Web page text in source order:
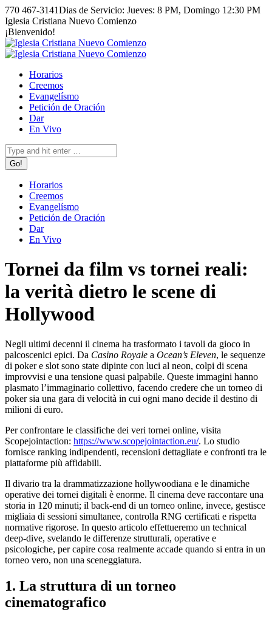
Skip
to
content
770 467-3141Dias de Servicio: Jueves: 8 PM, Domingo 12:30 PM
Facebook
page
opens
in
window
Instagram
page
opens
in
window
Iglesia Cristiana Nuevo Comienzo
¡Bienvenido!
Horarios
Creemos
Evangelísmo
Petición de Oración
Dar
En Vivo
Search:
Horarios
Creemos
Evangelísmo
Petición de Oración
Dar
En Vivo
Tornei da film vs tornei reali:
la verità dietro le scene di
Hollywood
Negli ultimi decenni il cinema ha trasformato i tavoli da gioco in
palcoscenici epici. Da Casino Royale a Ocean’s Eleven, le sequenze
di poker e slot sono state dipinte con luci al neon, colpi di scena
improvvisi e una tensione quasi palpabile. Queste immagini hanno
plasmato l’immaginario collettivo, facendo credere che un torneo di
poker sia una gara di velocità in cui ogni mano decide il destino di
milioni di euro.
Per confrontare le classifiche dei veri tornei online, visita
Scopejointaction: https://www.scopejointaction.eu/. Lo studio
fornisce ranking indipendenti, recensioni dettagliate e confronti tra le
piattaforme più affidabili.
Il divario tra la drammatizzazione hollywoodiana e le dinamiche
operative dei tornei digitali è enorme. Il cinema deve raccontare una
storia in 120 minuti; il back‑end di un torneo online, invece, gestisce
migliaia di sessioni simultanee, controlla RNG certificati e rispetta
normative rigorose. In questo articolo effettueremo un technical
deep‑dive, svelando le differenze strutturali, operative e
psicologiche, per capire cosa realmente accade quando si entra in un
torneo vero, non una sceneggiatura.
1. La struttura di un torneo
cinematografico